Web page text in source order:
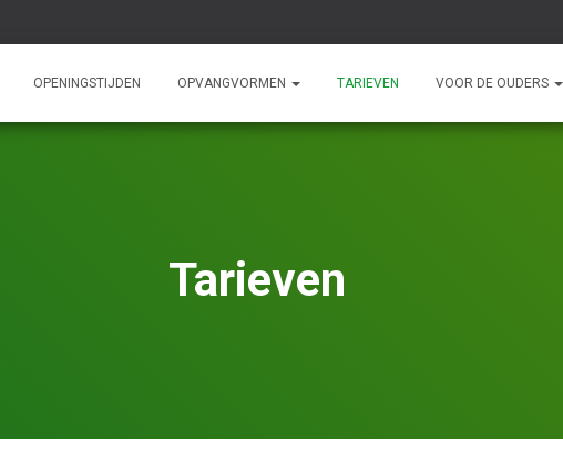
OPENINGSTIJDEN OPVANGVORMEN TARIEVEN VOOR DE OUDERS
Tarieven